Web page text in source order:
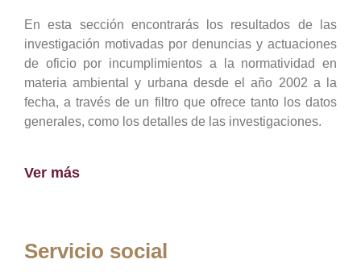
En esta sección encontrarás los resultados de las
investigación motivadas por denuncias y actuaciones
de oficio por incumplimientos a la normatividad en
materia ambiental y urbana desde el año 2002 a la
fecha, a través de un filtro que ofrece tanto los datos
generales, como los detalles de las investigaciones.
Ver más
Servicio social